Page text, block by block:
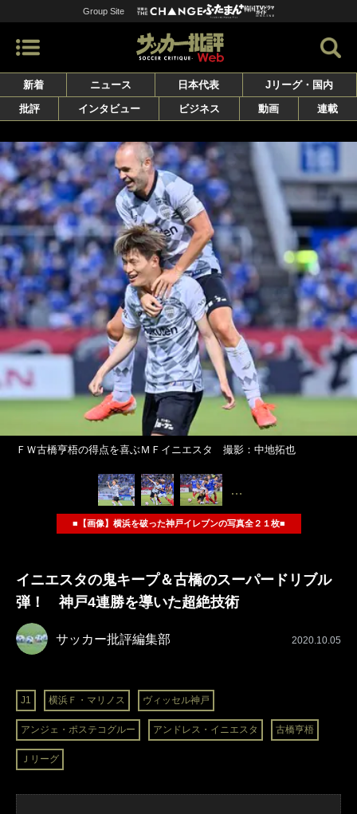
Group Site
新着 ニュース 日本代表
Jリーグ・国内
批評
インタビュー ビジネス 動画 連載
ＦＷ古橋亨梧の得点を喜ぶＭＦイニエスタ 撮影：中地拓也
…
■【画像】横浜を破った神戸イレブンの写真全２１枚■
イニエスタの鬼キープ＆古橋のスーパードリブル
弾！ 神戸4連勝を導いた超絶技術
サッカー批評編集部 2020.10.05
J1 横浜Ｆ・マリノス ヴィッセル神戸
アンジェ・ポステコグルー アンドレス・イニエスタ 古橋亨梧
Ｊリーグ